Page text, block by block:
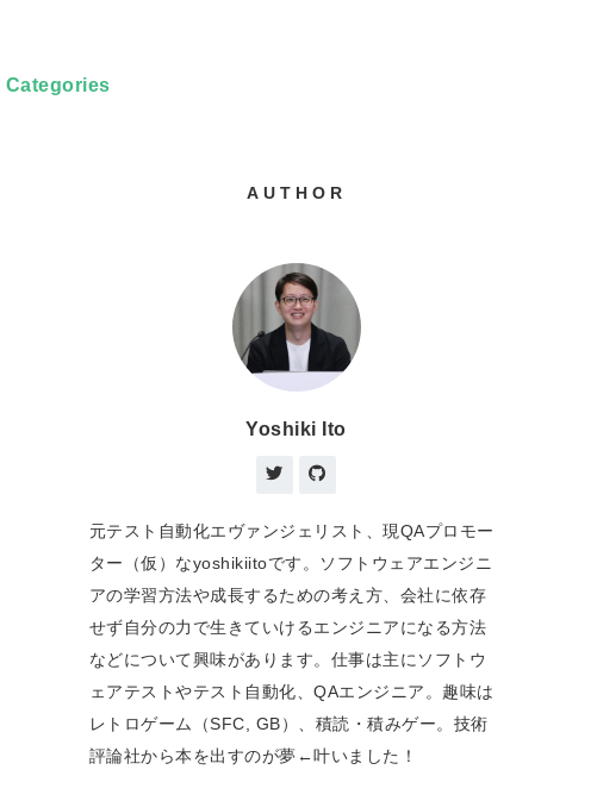
Categories
AUTHOR
Yoshiki Ito
元テスト自動化エヴァンジェリスト、現QAプロモー
ター（仮）なyoshikiitoです。ソフトウェアエンジニ
アの学習方法や成長するための考え方、会社に依存
せず自分の力で生きていけるエンジニアになる方法
などについて興味があります。仕事は主にソフトウ
ェアテストやテスト自動化、QAエンジニア。趣味は
レトロゲーム（SFC, GB）、積読・積みゲー。技術
評論社から本を出すのが夢←叶いました！